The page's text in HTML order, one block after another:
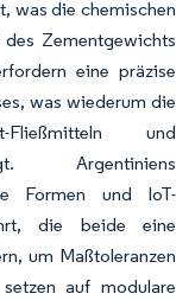
was die chemischen
Zementgewichts
eine präzise
was wiederum die
Fließmitteln und
Argentiniens
Formen und IoT-
die beide eine
um Maßtoleranzen
auf modulare